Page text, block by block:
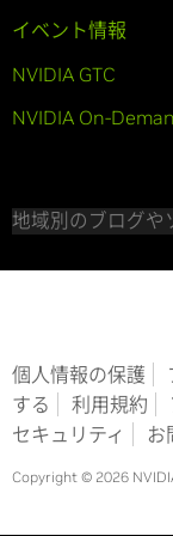
イベント情報
NVIDIA GTC
NVIDIA On-
地域別のブログや
個人情報の保護
する
利用規約
セキュリティ
お
Copyright © 2026